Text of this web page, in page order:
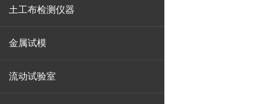
土工布检测仪器
金属试模
流动试验室